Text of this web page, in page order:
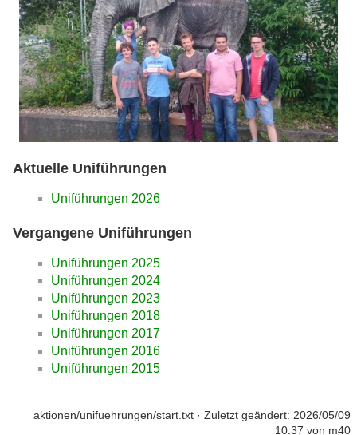
Aktuelle Uniführungen
Uniführungen 2026
Vergangene Uniführungen
Uniführungen 2025
Uniführungen 2024
Uniführungen 2023
Uniführungen 2018
Uniführungen 2017
Uniführungen 2016
Uniführungen 2015
aktionen/unifuehrungen/start.txt · Zuletzt geändert: 2026/05/09
10:37 von m40